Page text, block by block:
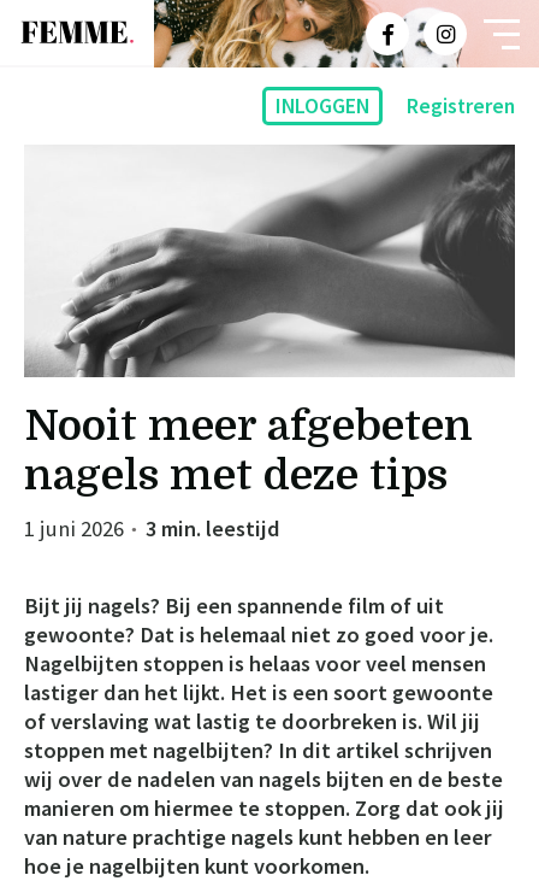
INLOGGEN Registreren
Nooit meer afgebeten
nagels met deze tips
1 juni 2026 ● 3 min. leestijd
Bijt jij nagels? Bij een spannende film of uit
gewoonte? Dat is helemaal niet zo goed voor je.
Nagelbijten stoppen is helaas voor veel mensen
lastiger dan het lijkt. Het is een soort gewoonte
of verslaving wat lastig te doorbreken is. Wil jij
stoppen met nagelbijten? In dit artikel schrijven
wij over de nadelen van nagels bijten en de beste
manieren om hiermee te stoppen. Zorg dat ook jij
van nature prachtige nagels kunt hebben en leer
hoe je nagelbijten kunt voorkomen.